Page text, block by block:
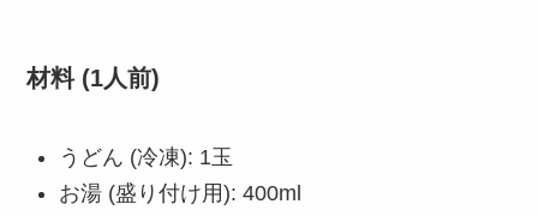
材料 (1人前)
うどん (冷凍): 1玉
お湯 (盛り付け用): 400ml